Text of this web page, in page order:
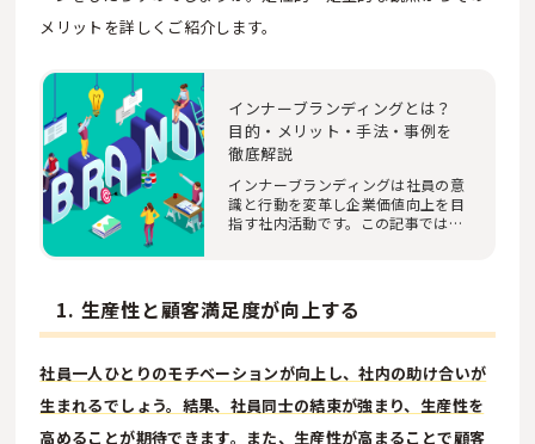
メリットを詳しくご紹介します。
インナーブランディングとは？
目的・メリット・手法・事例を
徹底解説
インナーブランディングは社員の意
識と行動を変革し企業価値向上を目
指す社内活動です。この記事ではイ
1. 生産性と顧客満足度が向上する
社員一人ひとりのモチベーションが向上し、社内の助け合いが
生まれるでしょう。結果、社員同士の結束が強まり、生産性を
高めることが期待できます。また、生産性が高まることで顧客